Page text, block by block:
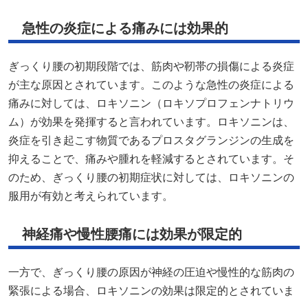
急性の炎症による痛みには効果的
ぎっくり腰の初期段階では、筋肉や靭帯の損傷による炎症
が主な原因とされています。​このような急性の炎症による
痛みに対しては、ロキソニン（ロキソプロフェンナトリウ
ム）が効果を発揮すると言われています。​ロキソニンは、
炎症を引き起こす物質であるプロスタグランジンの生成を
抑えることで、痛みや腫れを軽減するとされています。​そ
のため、ぎっくり腰の初期症状に対しては、ロキソニンの
服用が有効と考えられています。
神経痛や慢性腰痛には効果が限定的
一方で、ぎっくり腰の原因が神経の圧迫や慢性的な筋肉の
緊張による場合、ロキソニンの効果は限定的とされていま